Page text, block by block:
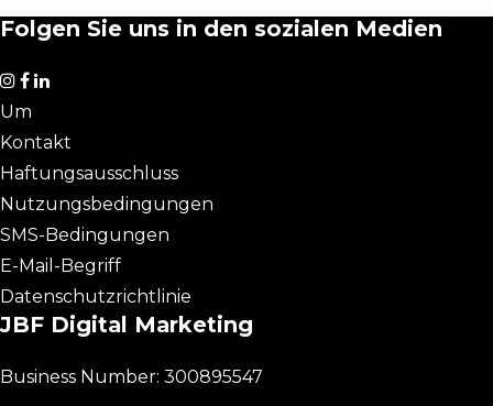
Folgen Sie uns in den sozialen Medien
Um
Kontakt
Haftungsausschluss
Nutzungsbedingungen
SMS-Bedingungen
E-Mail-Begriff
Datenschutzrichtlinie
JBF Digital Marketing
Business Number: 300895547